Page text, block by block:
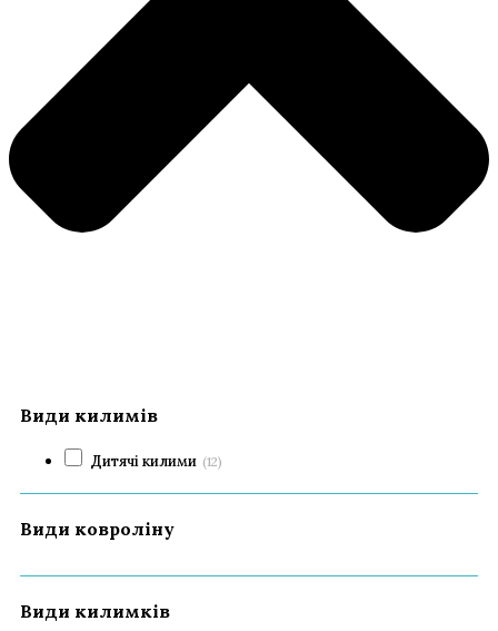
Види килимів
Дитячі килими (12)
Види ковроліну
Види килимків